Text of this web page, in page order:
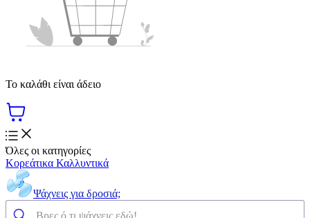
Το καλάθι είναι άδειο
Όλες οι κατηγορίες
Κορεάτικα Καλλυντικά
Ψάχνεις για δροσιά;